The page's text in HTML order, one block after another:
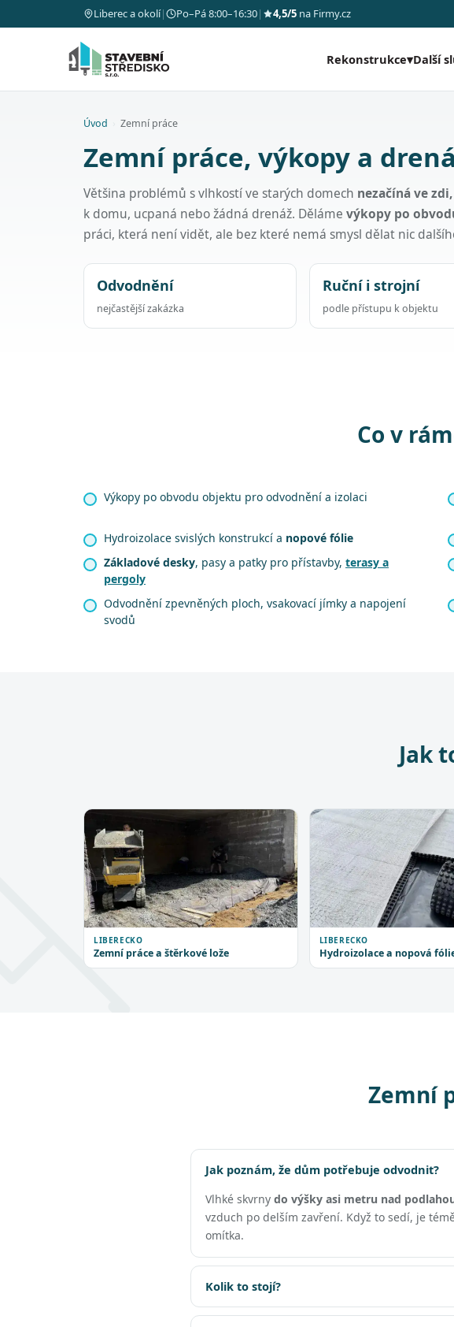
Liberec a okolí| Po–Pá 8:00–16:30| 4,5/5 na Firmy.cz
Rekonstrukce▾Další
Úvod Zemní práce
Zemní práce, výkopy a
Většina problémů s vlhkostí ve starých domech nezačíná ve
k domu, ucpaná nebo žádná drenáž. Děláme výkopy po
práci, která není vidět, ale bez které nemá smysl dělat nic
Odvodnění
nejčastější zakázka
Ruční i strojní
podle přístupu k objektu
Co v
Výkopy po obvodu objektu pro odvodnění a izolaci
Hydroizolace svislých konstrukcí a nopové fólie
Základové desky, pasy a patky pro přístavby, terasy a
pergoly
Odvodnění zpevněných ploch, vsakovací jímky a napojení
svodů
Jak
LIBERECKO
Zemní práce a štěrkové lože
LIBERECKO
Hydroizolace a nopová
Zemní
Jak poznám, že dům potřebuje odvodnit?
Vlhké skvrny do výšky asi metru nad
vzduch po delším zavření. Když to sedí, je
omítka.
Kolik to stojí?